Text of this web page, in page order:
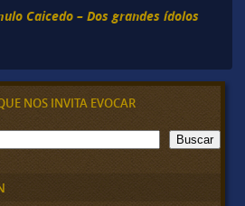
Caicedo – Dos grandes ídolos
NOS INVITA EVOCAR
Buscar